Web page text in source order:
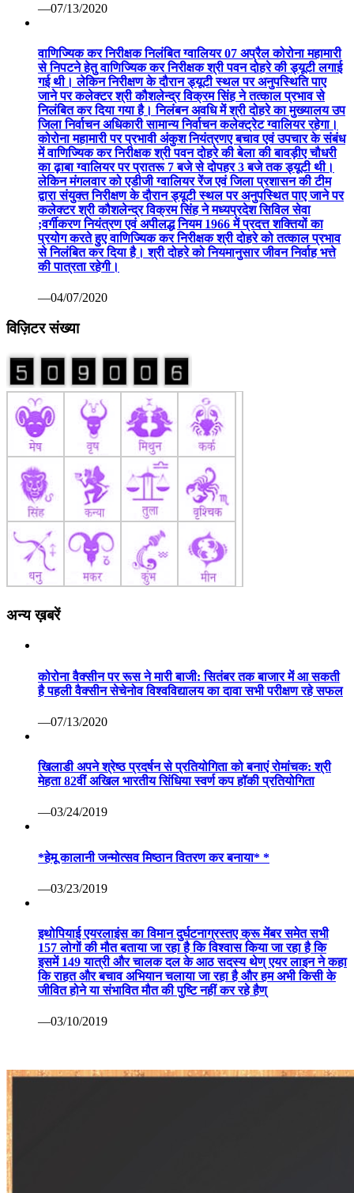
—07/13/2020
वाणिज्यिक कर निरीक्षक निलंबित ग्वालियर 07 अप्रैल कोरोना महामारी
से निपटने हेतु वाणिज्यिक कर निरीक्षक श्री पवन दोहरे की ड्यूटी लगाई
गई थी। लेकिन निरीक्षण के दौरान ड्यूटी स्थल पर अनुपस्थिति पाए
जाने पर कलेक्टर श्री कौशलेन्द्र विक्रम सिंह ने तत्काल प्रभाव से
निलंबित कर दिया गया है। निलंबन अवधि में श्री दोहरे का मुख्यालय उप
जिला निर्वाचन अधिकारी सामान्य निर्वाचन कलेक्ट्रेट ग्वालियर रहेगा।
कोरोना महामारी पर प्रभावी अंकुश नियंत्रणए बचाव एवं उपचार के संबंध
में वाणिज्यिक कर निरीक्षक श्री पवन दोहरे की बेला की बावड़ीए चौधरी
का ढ़ाबा ग्वालियर पर प्रातरू 7 बजे से दोपहर 3 बजे तक ड्यूटी थी।
लेकिन मंगलवार को एडीजी ग्वालियर रेंज एवं जिला प्रशासन की टीम
द्वारा संयुक्त निरीक्षण के दौरान ड्यूटी स्थल पर अनुपस्थित पाए जाने पर
कलेक्टर श्री कौशलेन्द्र विक्रम सिंह ने मध्यप्रदेश सिविल सेवा
;वर्गीकरण नियंत्रण एवं अपीलद्ध नियम 1966 में प्रदत्त शक्तियों का
प्रयोग करते हुए वाणिज्यिक कर निरीक्षक श्री दोहरे को तत्काल प्रभाव
से निलंबित कर दिया है। श्री दोहरे को नियमानुसार जीवन निर्वाह भत्ते
की पात्रता रहेगी।
—04/07/2020
विज़िटर संख्या
अन्य ख़बरें
कोरोना वैक्सीन पर रूस ने मारी बाजी: सितंबर तक बाजार में आ सकती
है पहली वैक्सीन सेचेनोव विश्वविद्यालय का दावा सभी परीक्षण रहे सफल
—07/13/2020
खिलाडी अपने श्रेष्ठ प्रदर्षन से प्रतियोगिता को बनाएं रोमांचक: श्री
मेहता 82वीं अखिल भारतीय सिंधिया स्वर्ण कप हॉकी प्रतियोगिता
—03/24/2019
*हेमू कालानी जन्मोत्सव मिष्ठान वितरण कर बनाया* *
—03/23/2019
इथोपियाई एयरलाइंस का विमान दुर्घटनाग्रस्तए क्रू मेंबर समेत सभी
157 लोगों की मौत बताया जा रहा है कि विश्वास किया जा रहा है कि
इसमें 149 यात्री और चालक दल के आठ सदस्य थेण् एयर लाइन ने कहा
कि राहत और बचाव अभियान चलाया जा रहा है और हम अभी किसी के
जीवित होने या संभावित मौत की पुष्टि नहीं कर रहे हैण्
—03/10/2019